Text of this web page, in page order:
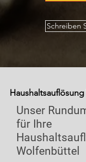
Schreiben
Unser
für Ihre
Wolfenbüttel